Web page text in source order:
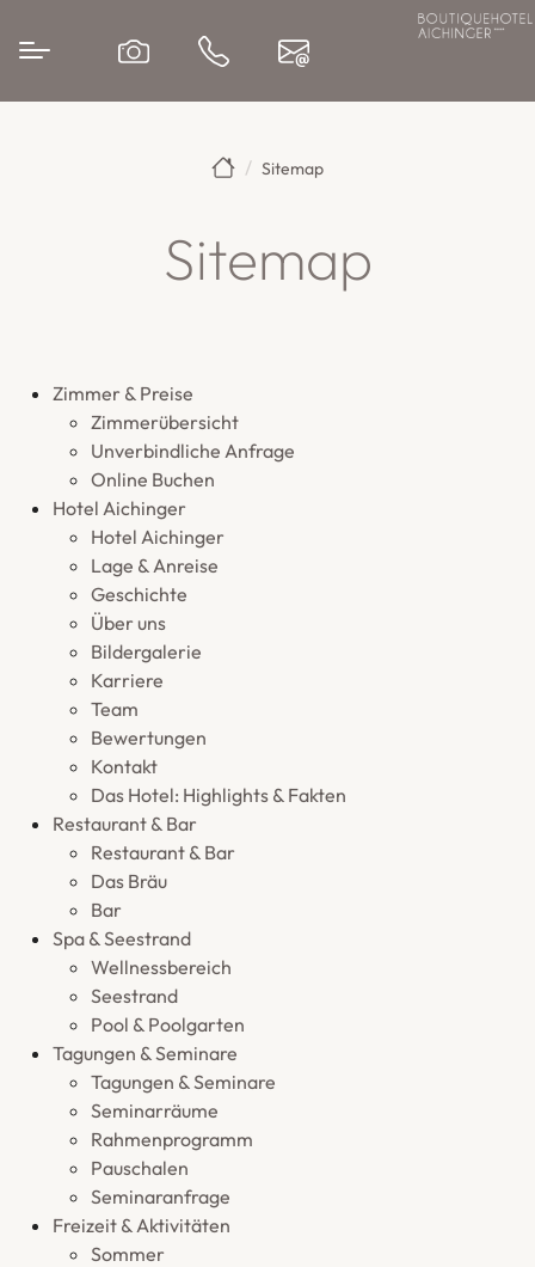
Sitemap
Sitemap
Zimmer & Preise
Zimmerübersicht
Unverbindliche Anfrage
Online Buchen
Hotel Aichinger
Hotel Aichinger
Lage & Anreise
Geschichte
Über uns
Bildergalerie
Karriere
Team
Bewertungen
Kontakt
Das Hotel: Highlights & Fakten
Restaurant & Bar
Restaurant & Bar
Das Bräu
Bar
Spa & Seestrand
Wellnessbereich
Seestrand
Pool & Poolgarten
Tagungen & Seminare
Tagungen & Seminare
Seminarräume
Rahmenprogramm
Pauschalen
Seminaranfrage
Freizeit & Aktivitäten
Sommer